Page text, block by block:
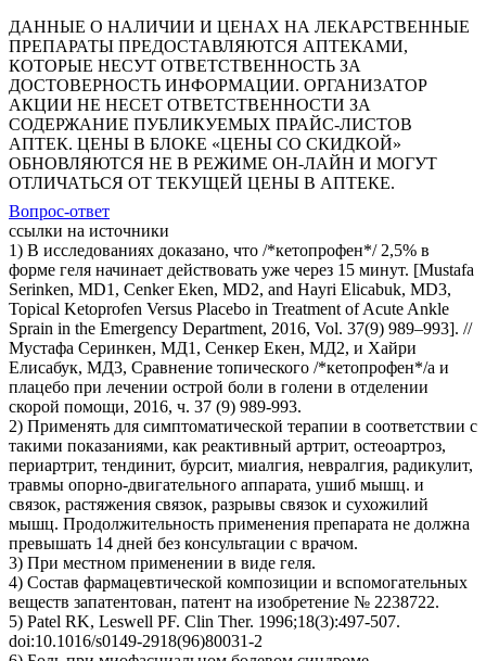
ДАННЫЕ О НАЛИЧИИ И ЦЕНАХ НА ЛЕКАРСТВЕННЫЕ
ПРЕПАРАТЫ ПРЕДОСТАВЛЯЮТСЯ АПТЕКАМИ,
КОТОРЫЕ НЕСУТ ОТВЕТСТВЕННОСТЬ ЗА
ДОСТОВЕРНОСТЬ ИНФОРМАЦИИ. ОРГАНИЗАТОР
АКЦИИ НЕ НЕСЕТ ОТВЕТСТВЕННОСТИ ЗА
СОДЕРЖАНИЕ ПУБЛИКУЕМЫХ ПРАЙС-ЛИСТОВ
АПТЕК. ЦЕНЫ В БЛОКЕ «ЦЕНЫ СО СКИДКОЙ»
ОБНОВЛЯЮТСЯ НЕ В РЕЖИМЕ ОН-ЛАЙН И МОГУТ
ОТЛИЧАТЬСЯ ОТ ТЕКУЩЕЙ ЦЕНЫ В АПТЕКЕ.
Вопрос-ответ
ссылки на источники
1) В исследованиях доказано, что /*кетопрофен*/ 2,5% в
форме геля начинает действовать уже через 15 минут. [Mustafa
Serinken, MD1, Cenker Eken, MD2, and Hayri Elicabuk, MD3,
Topical Ketoprofen Versus Placebo in Treatment of Acute Ankle
Sprain in the Emergency Department, 2016, Vol. 37(9) 989–993]. //
Мустафа Серинкен, МД1, Сенкер Екен, МД2, и Хайри
Елисабук, МД3, Сравнение топического /*кетопрофен*/а и
плацебо при лечении острой боли в голени в отделении
скорой помощи, 2016, ч. 37 (9) 989-993.
2) Применять для симптоматической терапии в соответствии с
такими показаниями, как реактивный артрит, остеоартроз,
периартрит, тендинит, бурсит, миалгия, невралгия, радикулит,
травмы опорно-двигательного аппарата, ушиб мышц. и
связок, растяжения связок, разрывы связок и сухожилий
мышц. Продолжительность применения препарата не должна
превышать 14 дней без консультации с врачом.
3) При местном применении в виде геля.
4) Состав фармацевтической композиции и вспомогательных
веществ запатентован, патент на изобретение № 2238722.
5) Patel RK, Leswell PF. Clin Ther. 1996;18(3):497-507.
doi:10.1016/s0149-2918(96)80031-2